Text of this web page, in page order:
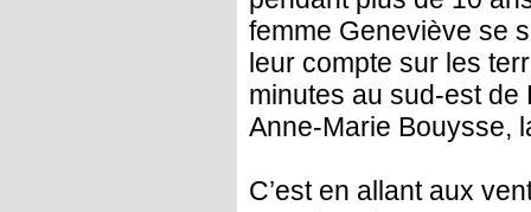
femme Geneviève se
leur compte sur les
minutes au sud-est
Anne-Marie Bouysse,
C’est en allant aux